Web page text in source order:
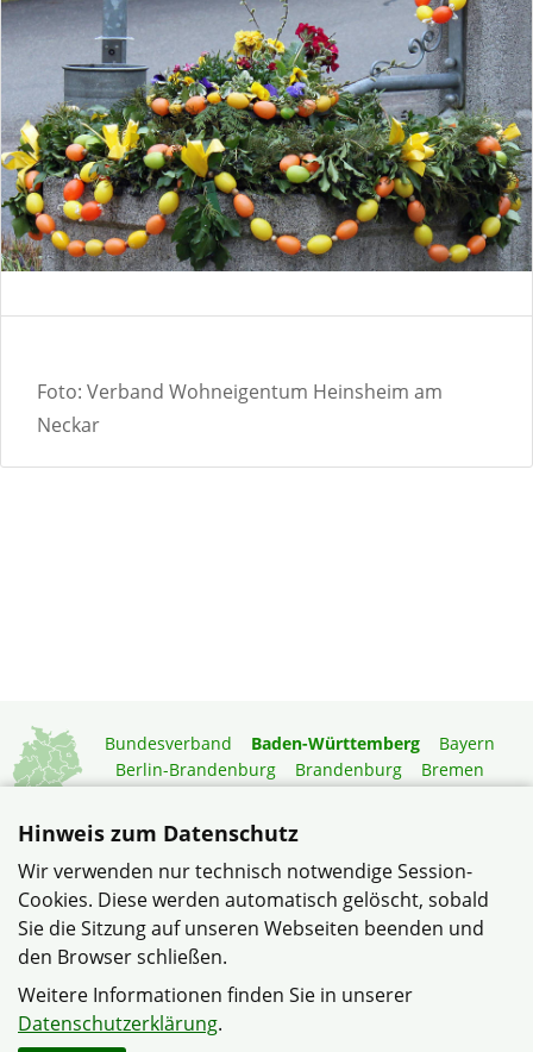
Foto: Verband Wohneigentum Heinsheim am
Neckar
Bundesverband Baden-Württemberg
Bayern
Berlin-Brandenburg
Brandenburg
Bremen
Niedersachsen
Rheinland-Pfalz
Saarland
Sachsen-Anhalt
Schleswig-Holstein
Thüringen
Mitgliedermagazin
Gartenberatung
© Verband Wohneigentum Heinsheim/Bad Rappenau im
Verband Wohneigentum Baden-Württemberg e.V.
Hinweis zum Datenschutz
Wir verwenden nur technisch notwendige Session-
Cookies. Diese werden automatisch gelöscht, sobald
Sie die Sitzung auf unseren Webseiten beenden und
den Browser schließen.
Weitere Informationen finden Sie in unserer
Datenschutzerklärung.